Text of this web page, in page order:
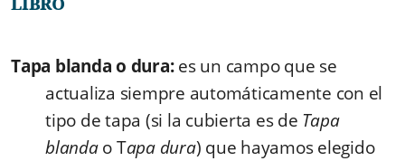
Tapa blanda o dura:es un campo que se
actualiza siempre automáticamente con el
tipo de tapa (si la cubierta es de Tapa
blandao Tapa dura) que hayamos elegido